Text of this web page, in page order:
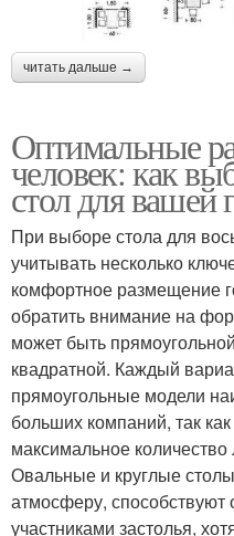
читать дальше →
Оптимальные
человек: как
стол для вашей
При выборе стола для
учитывать несколько
комфортное размещение
обратить внимание на
может быть
квадратной. Каждый
прямоугольные модели
больших компаний, так
максимальное
Овальные и круглые
атмосферу,
участниками застолья,